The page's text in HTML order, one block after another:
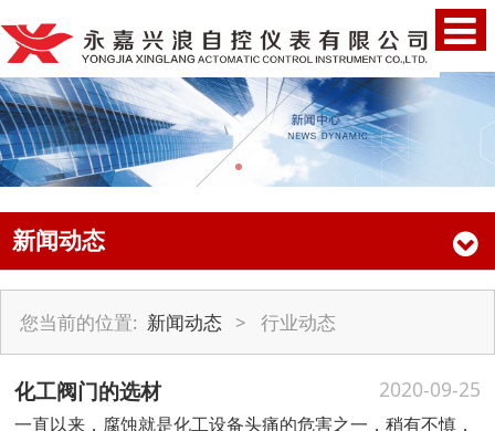
新闻动态
您当前的位置: 新闻动态 > 行业动态
化工阀门的选材 2020-09-25
一直以来，腐蚀就是化工设备头痛的危害之一，稍有不慎，